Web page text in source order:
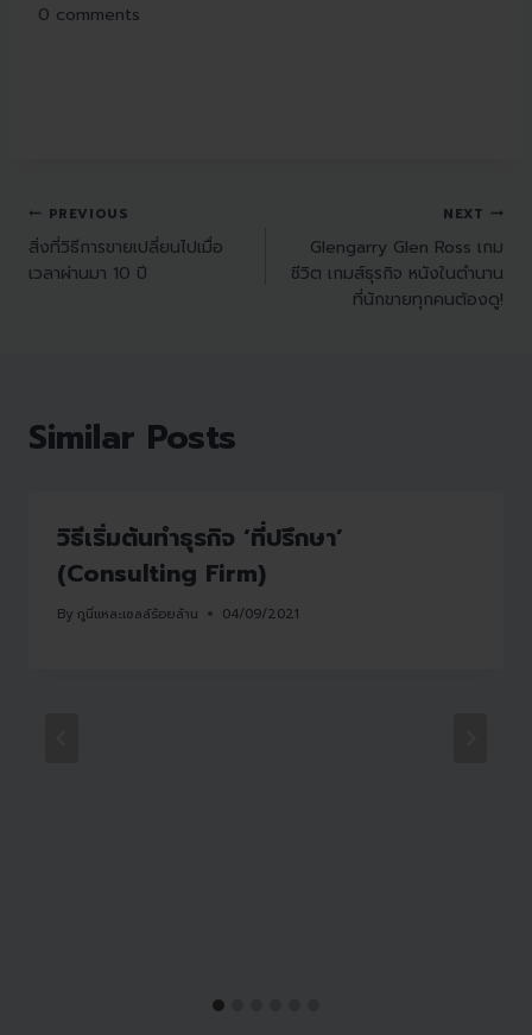
0 comments
PREVIOUS
สิ่งที่วิธีการขายเปลี่ยนไปเมื่อ
เวลาผ่านมา 10 ปี
NEXT
Glengarry Glen Ross เกม
ชีวิต เกมส์ธุรกิจ หนังในตำนาน
ที่นักขายทุกคนต้องดู!
Similar Posts
วิธีเริ่มต้นทำธุรกิจ ‘ที่ปรึกษา’
(Consulting Firm)
By กูนี่แหละเซลล์ร้อยล้าน 04/09/2021